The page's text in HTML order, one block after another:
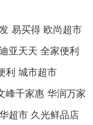
易买得 欧尚超市
亚天天 全家便利
利 城市超市
峰千家惠 华润万家
超市 久光鲜品店